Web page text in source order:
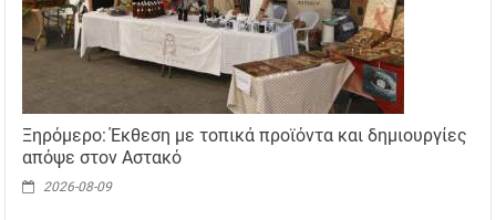
Ξηρόμερο: Έκθεση με τοπικά προϊόντα και δημιουργίες
απόψε στον Αστακό
2026-08-09